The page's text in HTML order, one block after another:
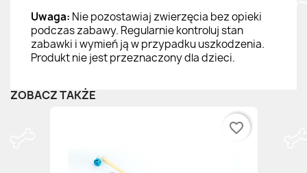
Uwaga: Nie pozostawiaj zwierzęcia bez opieki
podczas zabawy. Regularnie kontroluj stan
zabawki i wymień ją w przypadku uszkodzenia.
Produkt nie jest przeznaczony dla dzieci.
ZOBACZ TAKŻE
favorite_border